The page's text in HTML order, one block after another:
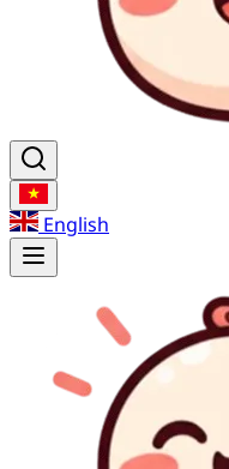
English